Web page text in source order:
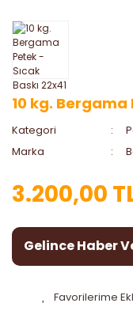
10 kg. Bergama
Kategori
Marka
3.200,00
Gelince Haber